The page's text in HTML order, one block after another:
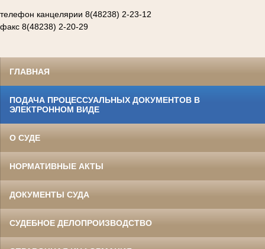
телефон канцелярии 8(48238) 2-23-12
факс 8(48238) 2-20-29
ГЛАВНАЯ
ПОДАЧА ПРОЦЕССУАЛЬНЫХ ДОКУМЕНТОВ В
ЭЛЕКТРОННОМ ВИДЕ
О СУДЕ
НОРМАТИВНЫЕ АКТЫ
ДОКУМЕНТЫ СУДА
СУДЕБНОЕ ДЕЛОПРОИЗВОДСТВО